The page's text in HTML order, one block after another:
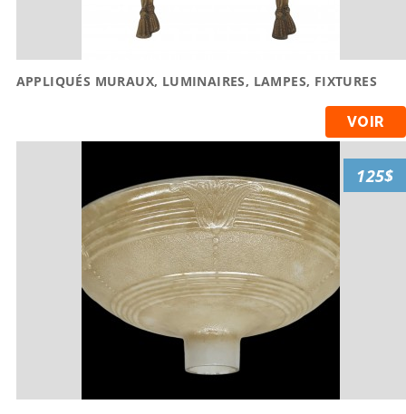
APPLIQUÉS MURAUX, LUMINAIRES, LAMPES, FIXTURES
VOIR
125$